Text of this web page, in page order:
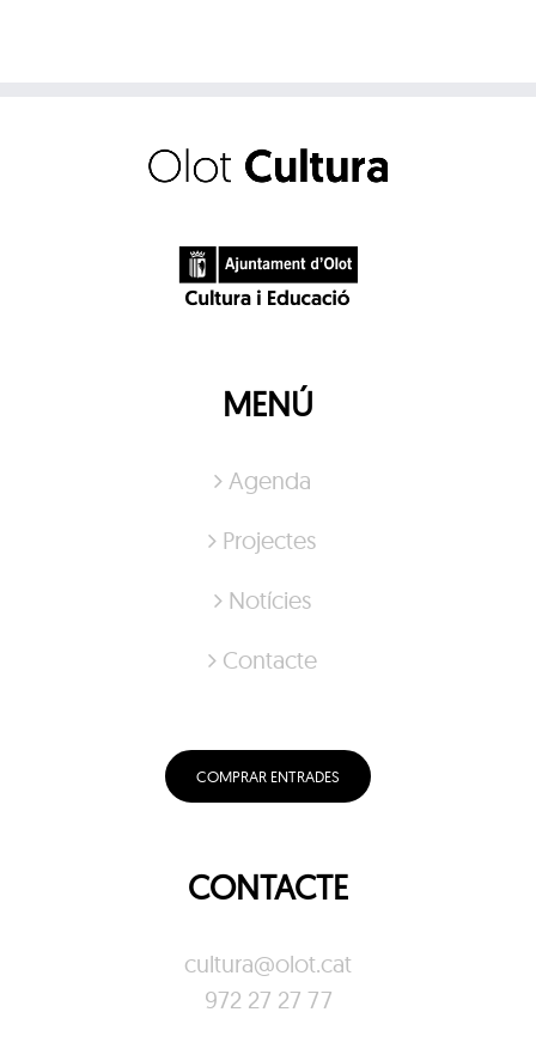
MENÚ
Agenda
Projectes
Notícies
Contacte
COMPRAR ENTRADES
CONTACTE
cultura@olot.cat
972 27 27 77